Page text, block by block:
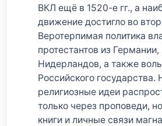
ВКЛ ещё в 1520-е гг., а
движение достигло во
Веротерпимая политика
протестантов из
Нидерландов, а также
Российского государства.
религиозные идеи
только через проповеди,
книги и личные связи